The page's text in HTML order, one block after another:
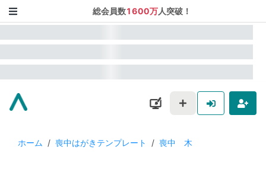
総会員数1600万人突破！
ホーム / 喪中はがきテンプレート / 喪中 木